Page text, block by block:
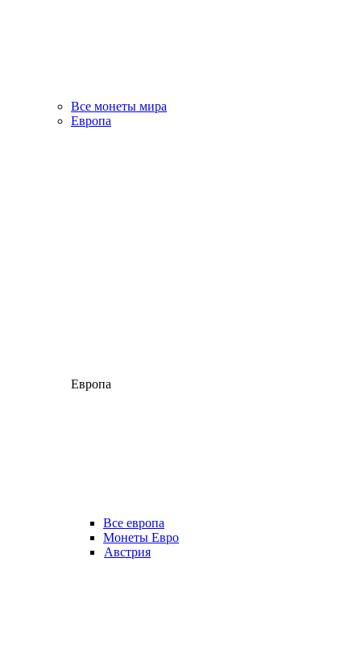
Все монеты мира
Европа
Европа
Все европа
Монеты Евро
Австрия